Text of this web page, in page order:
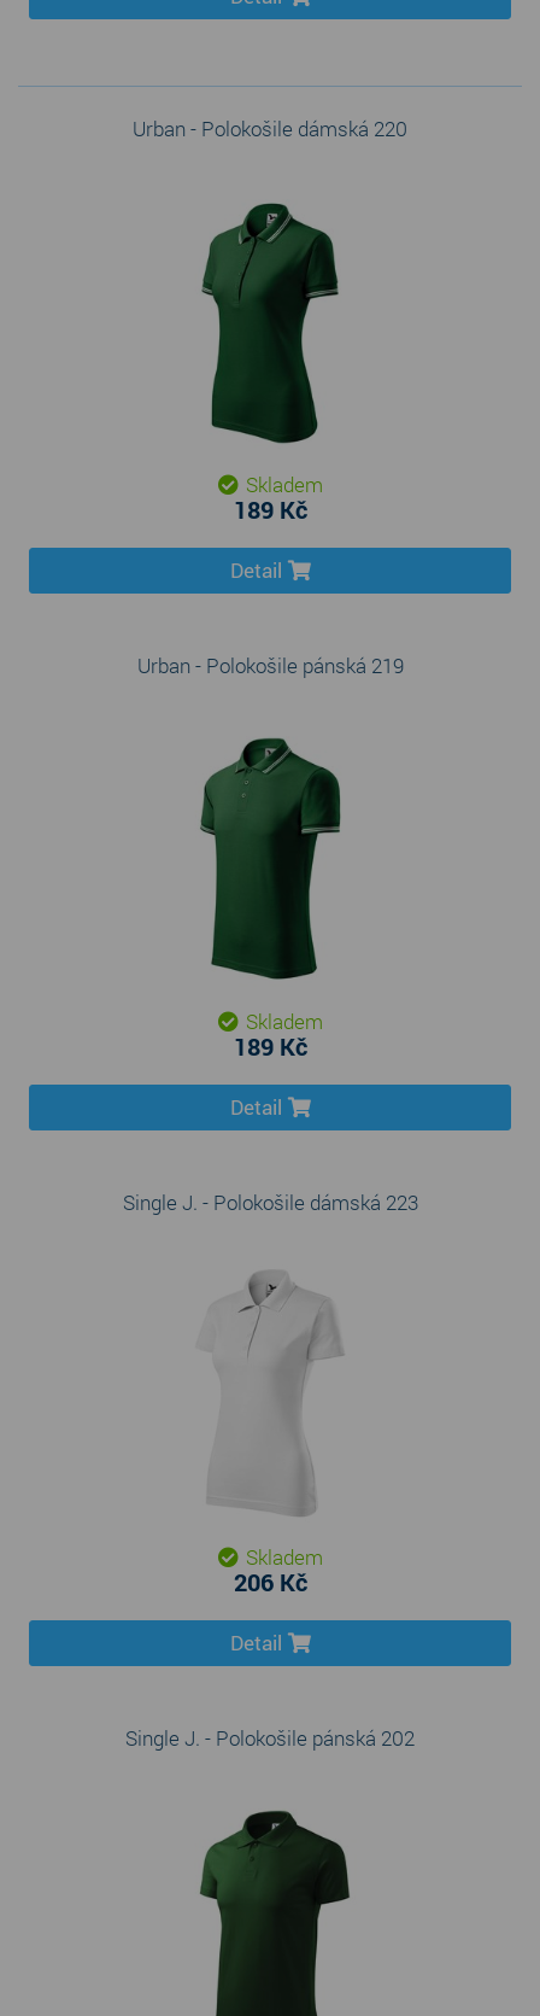
Urban - Polokošile dámská 220
Skladem
189 Kč
Detail
Urban - Polokošile pánská 219
Skladem
189 Kč
Detail
Single J. - Polokošile dámská 223
Skladem
206 Kč
Detail
Single J. - Polokošile pánská 202